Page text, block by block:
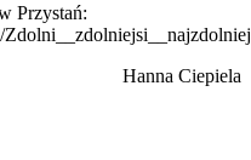
Przystań:
Hanna Ciepiela